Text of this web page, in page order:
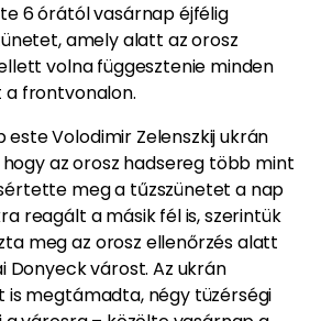
6 órától vasárnap éjfélig
amely alatt az orosz
volna függesztenie minden
frontvonalon.
Volodimir Zelenszkij ukrán
az orosz hadsereg több mint
meg a tűzszünetet a nap
reagált a másik fél is, szerintük
meg az orosz ellenőrzés alatt
Donyeck várost. Az ukrán
is megtámadta, négy tüzérségi